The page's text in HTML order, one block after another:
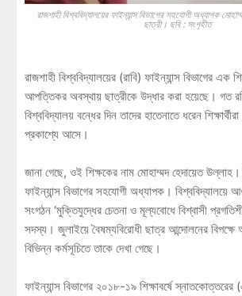
রাজশাহী বিশ্ববিদ্যালয়ের ফাইন্যান্স বিভাগের সহযোগী অধ্যাপক
ছাত্রী। ছবি : সংগৃহীত
রাজশাহী বিশ্ববিদ্যালয়ের (রাবি) ফাইন্যান্স বিভাগের এক
আপত্তিকর অবস্থায় ছাত্রীকে উদ্ধার করা হয়েছে। গত
বিশ্ববিদ্যালয় বন্ধের দিন তাদের হাতেনাতে ধরেন
প্রকাশ্যে আসে।
জানা গেছে, ওই শিক্ষকের নাম মোহাম্মদ হেদায়েত উল্লাহ।
ফাইন্যান্স বিভাগের সহযোগী অধ্যাপক। বিশ্ববিদ্যালয়ে
সংগঠন ‘মুক্তিযুদ্ধের চেতনা ও মূল্যবোধে বিশ্বাসী
সদস্য। জুলাইয়ে বৈষম্যবিরোধী ছাত্র আন্দোলনের বিপক্ষে
বিভিন্ন কর্মসূচিতে তাকে দেখা গেছে।
ফাইন্যান্স বিভাগের ২০১৮-১৯ শিক্ষাবর্ষে